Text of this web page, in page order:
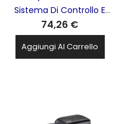
Sistema Di Controllo E
Protezione Per Pompa
Elettrica LOWARA -
GENYO8A/F22
74,26 €
Aggiungi Al Carrello